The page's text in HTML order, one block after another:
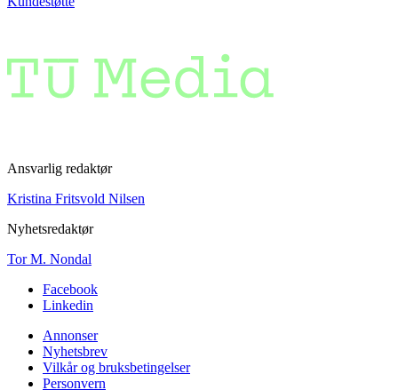
Ansvarlig redaktør
Kristina Fritsvold Nilsen
Nyhetsredaktør
Tor M. Nondal
Facebook
Linkedin
Annonser
Nyhetsbrev
Vilkår og bruksbetingelser
Personvern